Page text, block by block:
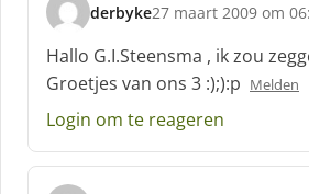
derbyke
s
c
h
r
e
f
27 maart 2009 om
Hallo G.I.Steensma , ik zou
Groetjes van ons 3 :);):p Melden
Login om te reageren